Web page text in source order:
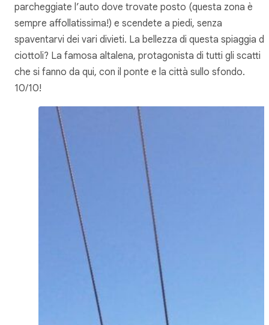
parcheggiate l’auto dove trovate posto (questa zona è
sempre affollatissima!) e scendete a piedi, senza
spaventarvi dei vari divieti. La bellezza di questa spiaggia di
ciottoli? La famosa altalena, protagonista di tutti gli scatti
che si fanno da qui, con il ponte e la città sullo sfondo.
10/10!